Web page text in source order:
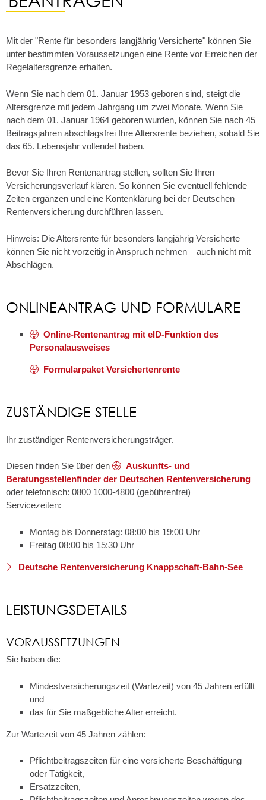
Mit der "Rente für besonders langjährig Versicherte" können Sie
unter bestimmten Voraussetzungen eine Rente vor Erreichen der
Regelaltersgrenze erhalten.
Wenn Sie nach dem 01. Januar 1953 geboren sind, steigt die
Altersgrenze mit jedem Jahrgang um zwei Monate. Wenn Sie
nach dem 01. Januar 1964 geboren wurden, können Sie nach 45
Beitragsjahren abschlagsfrei Ihre Altersrente beziehen, sobald Sie
das 65. Lebensjahr vollendet haben.
Bevor Sie Ihren Rentenantrag stellen, sollten Sie Ihren
Versicherungsverlauf klären. So können Sie eventuell fehlende
Zeiten ergänzen und eine Kontenklärung bei der Deutschen
Rentenversicherung durchführen lassen.
Hinweis: Die Altersrente für besonders langjährig Versicherte
können Sie nicht vorzeitig in Anspruch nehmen – auch nicht mit
Abschlägen.
ONLINEANTRAG UND FORMULARE
Online-Rentenantrag mit eID-Funktion des
Personalausweises
Formularpaket Versichertenrente
ZUSTÄNDIGE STELLE
Ihr zuständiger Rentenversicherungsträger.
Diesen finden Sie über den
Auskunfts- und
Beratungsstellenfinder der Deutschen Rentenversicherung
oder telefonisch: 0800 1000-4800 (gebührenfrei)
Servicezeiten:
Montag bis Donnerstag: 08:00 bis 19:00 Uhr
Freitag 08:00 bis 15:30 Uhr
Deutsche Rentenversicherung Knappschaft-Bahn-See
LEISTUNGSDETAILS
VORAUSSETZUNGEN
Sie haben die:
Mindestversicherungszeit (Wartezeit) von 45 Jahren erfüllt
und
das für Sie maßgebliche Alter erreicht.
Zur Wartezeit von 45 Jahren zählen:
Pflichtbeitragszeiten für eine versicherte Beschäftigung
oder Tätigkeit,
Ersatzzeiten,